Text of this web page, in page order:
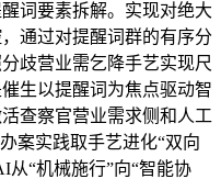
词要素拆解。实现对绝大
通过对提醒词群的有序分
歧营业需乞降手艺实现尺
生以提醒词为焦点驱动智
查察官营业需求侧和人工
案实践取手艺进化“双向
从“机械施行”向“智能协